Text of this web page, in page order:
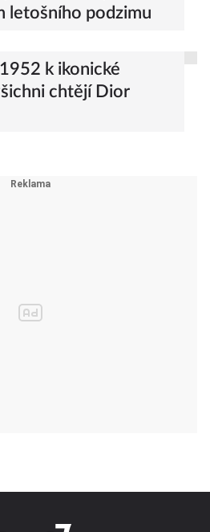
letošního podzimu
k ikonické
chtějí Dior